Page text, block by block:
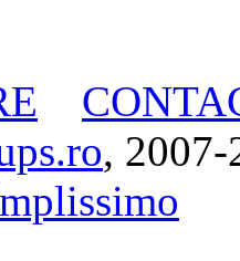
, 2007-